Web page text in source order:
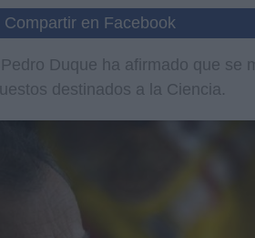
Compartir en Facebook
Duque ha afirmado que se
destinados a la Ciencia.